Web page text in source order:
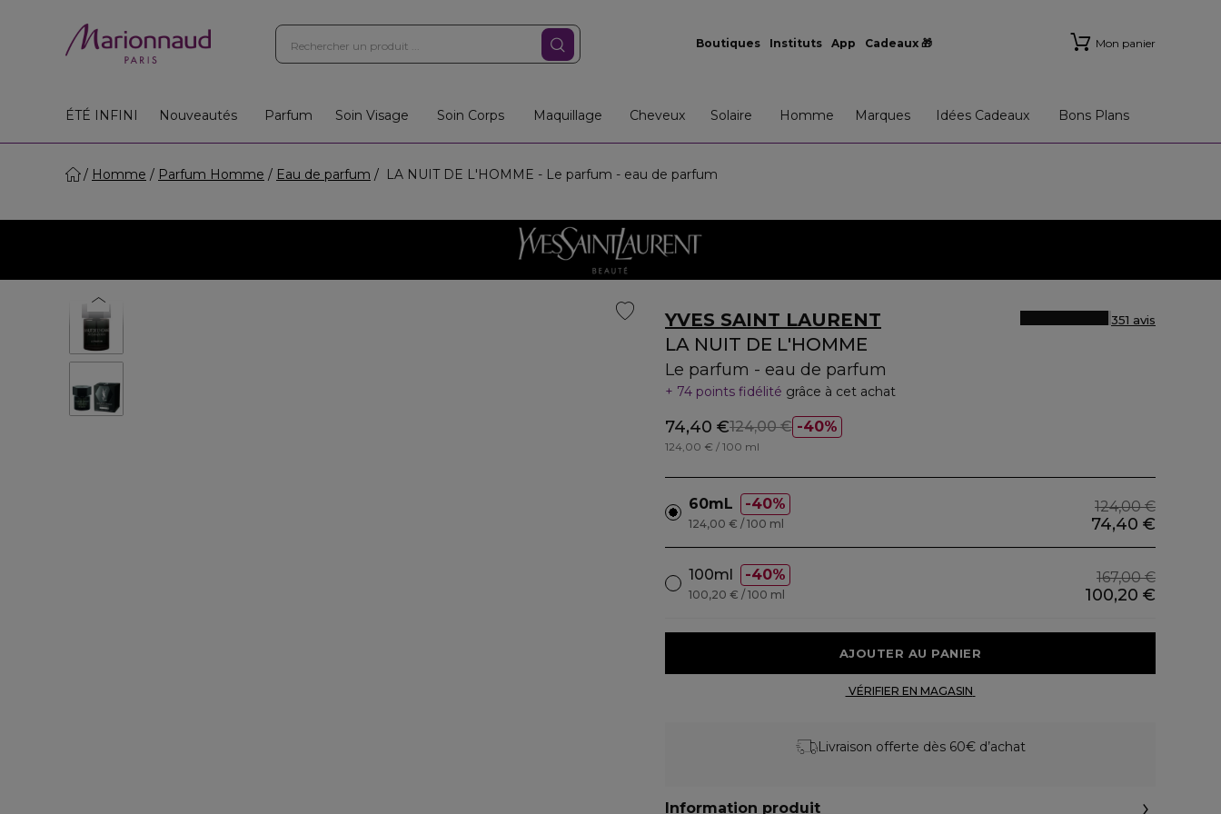
Boutiques Instituts App Cadeaux 🎁 Mon panier
ÉTÉ INFINI
Nouveautés Parfum Soin Visage Soin Corps Maquillage Cheveux Solaire Homme Marques Idées Cadeaux Bons Plans
Homme Parfum Homme Eau de parfum LA NUIT DE L'HOMME - Le parfum - eau de parfum
YVES SAINT LAURENT
LA NUIT DE L'HOMME
Le parfum - eau de parfum
351 avis
74 points fidélité grâce à cet achat
40%
74,40 €124,00 €
124,00 € / 100 ml
60mL 40% 124,00 €
74,40 €
124,00 € / 100 ml
100ml 40% 167,00 €
100,20 €
100,20 € / 100 ml
Livraison offerte dès 60€ d’achat
Information produit